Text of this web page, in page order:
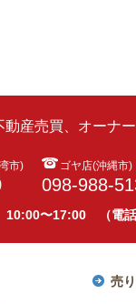
動産売買、オーナ
市) ゴヤ店(沖縄市)
098-988-
〜17:00 （電話
売